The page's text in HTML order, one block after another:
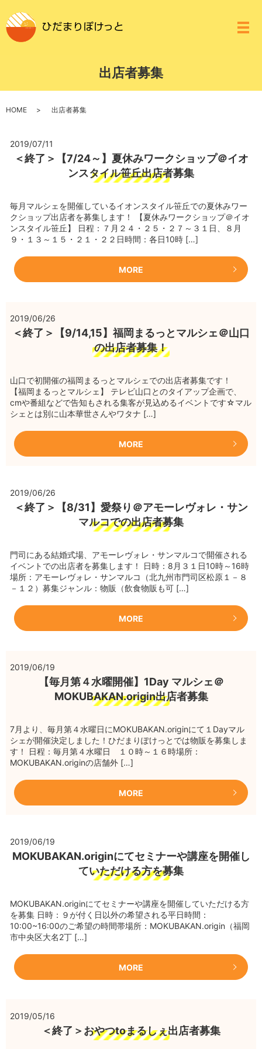
メ
出店者募集
HOME 出店者募集
2019/07/11
＜終了＞【7/24～】夏休みワークショップ＠イオ
ンスタイル笹丘出店者募集
毎月マルシェを開催しているイオンスタイル笹丘での夏休みワー
クショップ出店者を募集します！ 【夏休みワークショップ＠イオ
ンスタイル笹丘】 日程：７月２４・２５・２７～３１日、８月
９・１３～１５・２１・２２日時間：各日10時 […]
MORE
2019/06/26
＜終了＞【9/14,15】福岡まるっとマルシェ＠山口
の出店者募集！
山口で初開催の福岡まるっとマルシェでの出店者募集です！
【福岡まるっとマルシェ】 テレビ山口とのタイアップ企画で、
cmや番組などで告知もされる集客が見込めるイベントです☆マル
シェとは別に山本華世さんやワタナ […]
MORE
2019/06/26
＜終了＞【8/31】愛祭り＠アモーレヴォレ・サン
マルコでの出店者募集
門司にある結婚式場、アモーレヴォレ・サンマルコで開催される
イベントでの出店者を募集します！ 日時：8月３１日10時～16時
場所：アモーレヴォレ・サンマルコ（北九州市門司区松原１－８
－１２）募集ジャンル：物販（飲食物販も可 […]
MORE
2019/06/19
【毎月第４水曜開催】1Day マルシェ＠
MOKUBAKAN.origin出店者募集
7月より、毎月第４水曜日にMOKUBAKAN.originにて１Dayマル
シェが開催決定しました！ひだまりぽけっとでは物販を募集しま
す！ 日程：毎月第４水曜日 １０時～１６時場所：
MOKUBAKAN.originの店舗外 […]
MORE
2019/06/19
MOKUBAKAN.originにてセミナーや講座を開催し
ていただける方を募集
MOKUBAKAN.originにてセミナーや講座を開催していただける方
を募集 日時：９が付く日以外の希望される平日時間：
10:00~16:00のご希望の時間帯場所：MOKUBAKAN.origin（福岡
市中央区大名2丁 […]
MORE
2019/05/16
＜終了＞おやつtoまるしぇ出店者募集